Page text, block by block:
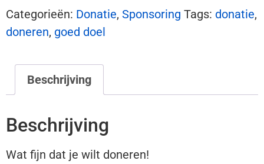
Categorieën: Donatie, Sponsoring Tags: donatie,
doneren, goed doel
Beschrijving
Beschrijving
Wat fijn dat je wilt doneren!